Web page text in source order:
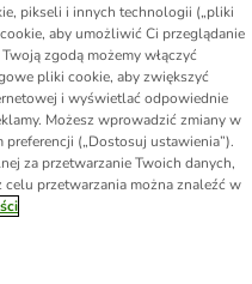
pikseli i innych technologii („pliki
aby umożliwić Ci przeglądanie
zgodą możemy włączyć
pliki cookie, aby zwiększyć
i wyświetlać odpowiednie
Możesz wprowadzić zmiany w
(„Dostosuj ustawienia”).
za przetwarzanie Twoich danych,
przetwarzania można znaleźć w